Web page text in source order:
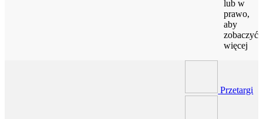
lub w
prawo,
aby
zobaczyć
więcej
Przetargi